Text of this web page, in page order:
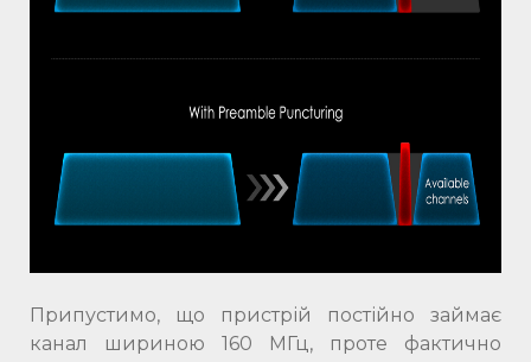
Припустимо, що пристрій постійно займає
канал шириною 160 МГц, проте фактично